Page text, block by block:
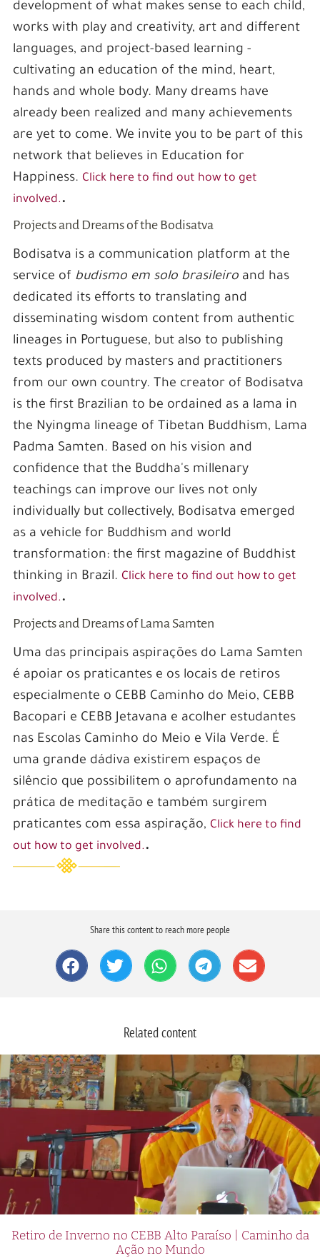
development of what makes sense to each child,
works with play and creativity, art and different
languages, and project-based learning -
cultivating an education of the mind, heart,
hands and whole body. Many dreams have
already been realized and many achievements
are yet to come. We invite you to be part of this
network that believes in Education for
Happiness. Click here to find out how to get
involved..
Projects and Dreams of the Bodisatva
Bodisatva is a communication platform at the
service of budismo em solo brasileiroand has
dedicated its efforts to translating and
disseminating wisdom content from authentic
lineages in Portuguese, but also to publishing
texts produced by masters and practitioners
from our own country. The creator of Bodisatva
is the first Brazilian to be ordained as a lama in
the Nyingma lineage of Tibetan Buddhism, Lama
Padma Samten. Based on his vision and
confidence that the Buddha's millenary
teachings can improve our lives not only
individually but collectively, Bodisatva emerged
as a vehicle for Buddhism and world
transformation: the first magazine of Buddhist
thinking in Brazil. Click here to find out how to get
involved..
Projects and Dreams of Lama Samten
Uma das principais aspirações do Lama Samten
é apoiar os praticantes e os locais de retiros
especialmente o CEBB Caminho do Meio, CEBB
Bacopari e CEBB Jetavana e acolher estudantes
nas Escolas Caminho do Meio e Vila Verde. É
uma grande dádiva existirem espaços de
silêncio que possibilitem o aprofundamento na
prática de meditação e também surgirem
praticantes com essa aspiração, Click here to find
out how to get involved..
Share this content to reach more people
Related content
Retiro de Inverno no CEBB Alto Paraíso | Caminho da
Ação no Mundo